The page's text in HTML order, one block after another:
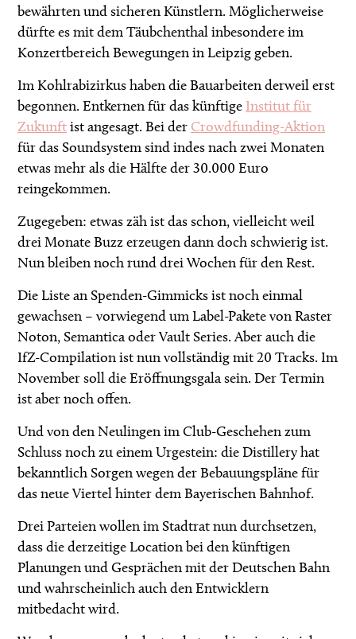
bewährten und sicheren Künstlern. Möglicherweise
dürfte es mit dem Täubchenthal inbesondere im
Konzertbereich Bewegungen in Leipzig geben.
Im Kohlrabizirkus haben die Bauarbeiten derweil erst
begonnen. Entkernen für das künftige Institut für
Zukunftist angesagt. Bei der Crowdfunding-Aktion
für das Soundsystem sind indes nach zwei Monaten
etwas mehr als die Hälfte der 30.000 Euro
reingekommen.
Zugegeben: etwas zäh ist das schon, vielleicht weil
drei Monate Buzz erzeugen dann doch schwierig ist.
Nun bleiben noch rund drei Wochen für den Rest.
Die Liste an Spenden-Gimmicks ist noch einmal
gewachsen – vorwiegend um Label-Pakete von Raster
Noton, Semantica oder Vault Series. Aber auch die
IfZ-Compilation ist nun vollständig mit 20 Tracks. Im
November soll die Eröffnungsgala sein. Der Termin
ist aber noch offen.
Und von den Neulingen im Club-Geschehen zum
Schluss noch zu einem Urgestein: die Distillery hat
bekanntlich Sorgen wegen der Bebauungspläne für
das neue Viertel hinter dem Bayerischen Bahnhof.
Drei Parteien wollen im Stadtrat nun durchsetzen,
dass die derzeitige Location bei den künftigen
Planungen und Gesprächen mit der Deutschen Bahn
und wahrscheinlich auch den Entwicklern
mitbedacht wird.